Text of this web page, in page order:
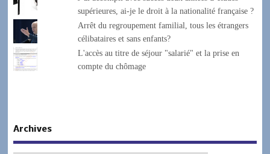
supérieures, ai-je le droit à la nationalité française ?
Arrêt du regroupement familial, tous les étrangers
célibataires et sans enfants?
L'accès au titre de séjour "salarié" et la prise en
compte du chômage
Archives